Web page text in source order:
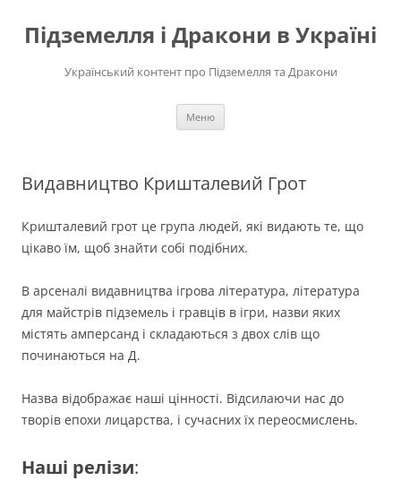
вмісту
Підземелля і Дракони в Україні
Український контент про Підземелля та Дракони
Меню
Видавництво Кришталевий Грот
Кришталевий грот це група людей, які видають те, що
цікаво їм, щоб знайти собі подібних.
В арсеналі видавництва ігрова література, література
для майстрів підземель і гравців в ігри, назви яких
містять амперсанд і складаються з двох слів що
починаються на Д.
Назва відображає наші цінності. Відсилаючи нас до
творів епохи лицарства, і сучасних їх переосмислень.
Наші релізи: